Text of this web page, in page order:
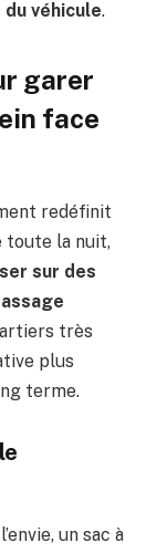
véhicule.
garer
face
redéfinit
toute la nuit,
sur des
très
plus
terme.
un sac à